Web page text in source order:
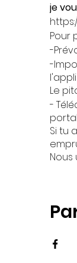
je
Pour
-
-
Le
-
Si tu